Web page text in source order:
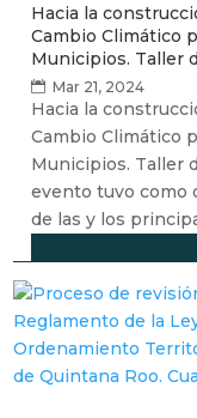
Hacia la
Cambio Climático
Municipios. Taller
Mar 21, 2024
Hacia la
Cambio Climático
Municipios. Taller
evento tuvo como
de las y los